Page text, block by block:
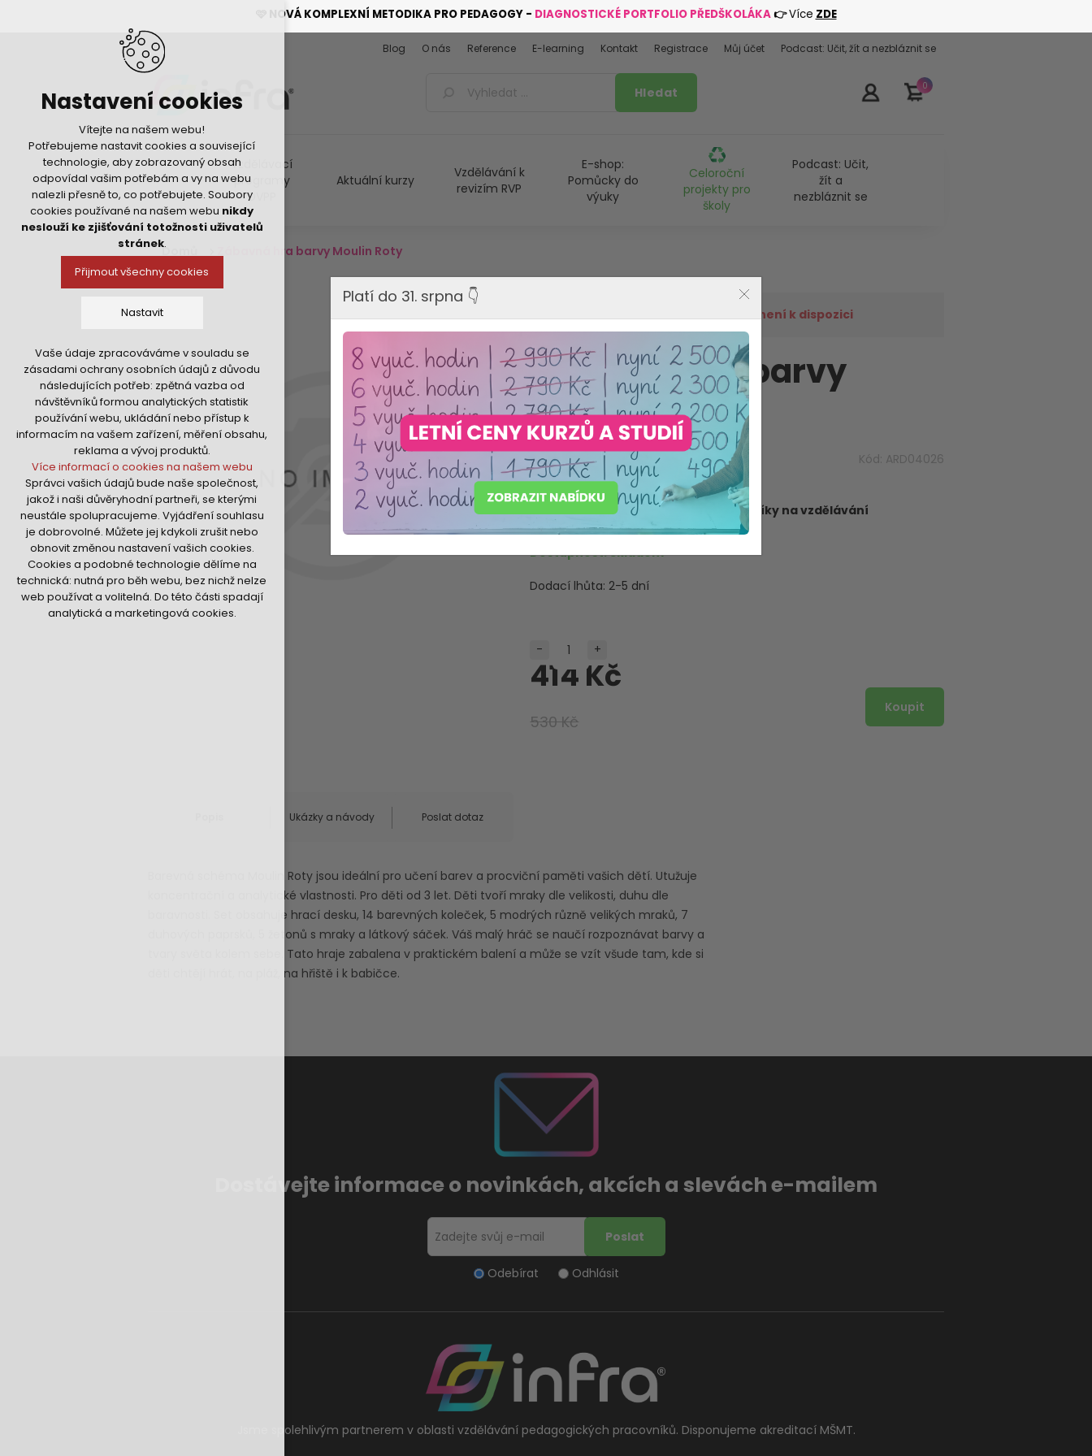
🩷 NOVÁ KOMPLEXNÍ METODIKA PRO PEDAGOGY - DIAGNOSTICKÉ PORTFOLIO PŘEDŠKOLÁKA👉Více ZDE
Nastavení cookies
Vítejte na našem webu!
Potřebujeme nastavit cookies a související
technologie, aby zobrazovaný obsah
odpovídal vašim potřebám a vy na webu
nalezli přesně to, co potřebujete. Soubory
cookies používané na našem webu nikdy
neslouží ke zjišťování totožnosti uživatelů
stránek.
Přijmout všechny cookies
Nastavit
Technická cookies
nutná pro provozování webu
udržení kontextu stránek (session):
případná přihlášení, volby jazyka, apod.
Volitelná cookies
analytická pro anonymizované
vyhodnocení návštěvnosti
marketingová cookies (Google,Hotjar,Sklik)
Více informací o cookies na našem webu
Přijmout všechny cookies
Odmítnout vše
Vaše údaje zpracováváme v souladu se
zásadami ochrany osobních údajů z důvodu
následujících potřeb: zpětná vazba od
návštěvníků formou analytických statistik
používání webu, ukládání nebo přístup k
informacím na vašem zařízení, měření obsahu,
reklama a vývoj produktů.
Více informací o cookies na našem webu
Správci vašich údajů bude naše společnost,
jakož i naši důvěryhodní partneři, se kterými
neustále spolupracujeme. Vyjádření souhlasu
je dobrovolné. Můžete jej kdykoli zrušit nebo
obnovit změnou nastavení vašich cookies.
Cookies a podobné technologie dělíme na
technická: nutná pro běh webu, bez nichž nelze
web používat a volitelná. Do této části spadají
analytická a marketingová cookies.
0
Vzdělávací
programy
DVPP
Aktuální kurzy
Vzdělávání k
revizím RVP
E-shop:
Pomůcky do
výuky
Celoroční
projekty pro
školy
Podcast: Učit,
žít a
nezbláznit se
Blog O nás Reference E-learning Kontakt Registrace Můj účet Podcast: Učit, žít a nezbláznit se
Domů Zábavná hra barvy Moulin Roty
SLEVA 22%
VYPRODÁNO - Tento produkt již není k dispozici
Zábavná hra barvy
Moulin Roty
Kód: ARD04026
Máme akreditaci
Ministerstva školství ČR
Produkt pečlivě vybraný s odborníky na vzdělávání
Dostupnost:Skladem
Dodací lhůta: 2-5 dní
530 Kč
414 Kč
- +
Ukázky a návody Poslat dotaz
Barevná schéma Moulin Roty jsou ideální pro učení barev a procviční paměti vašich dětí. Utužuje
koncentrační a analytické vlastnosti. Pro děti od 3 let. Děti tvoří mraky dle velikosti, duhu dle
baravnosti. Set obsahuje hrací desku, 14 barevných koleček, 5 modrých různě velikých mraků, 7
duhových paprsků, 5 žetonů s mraky a látkový sáček. Váš malý hráč se naučí rozpoznávat barvy a
tvary světa kolem sebe. Tato hraje zabalena v praktickém balení a může se vzít všude tam, kde si
děti chtějí hrát, na pláž, na hřiště i k babičce.
Dostávejte informace o novinkách, akcích a slevách e-mailem
Odebírat Odhlásit
Jsme spolehlivým partnerem v oblasti vzdělávání pedagogických pracovníků. Disponujeme akreditací MŠMT.
Platí do 31. srpna 👇